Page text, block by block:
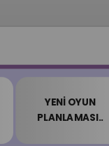
YENİ OYUN
PLANLAMASI..